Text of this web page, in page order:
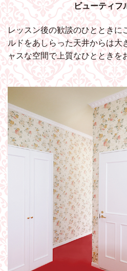
ビューティフ
レッスン後の歓談のひとときに
ルドをあしらった天井からは大
ャスな空間で上質なひとときを